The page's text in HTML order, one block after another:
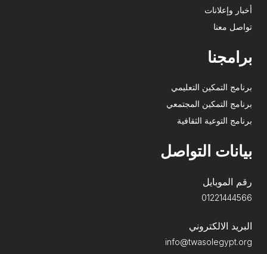
أخبار وإعلانات
تواصل معنا
برامجنا
برنامج التمكين التعليمي
برنامج التمكين المجتمعي
برنامج التوعية الثقافية
بيانات التواصل
رقم الموبايل
01221444566
البريد الالكتروني
info@twasolegypt.org